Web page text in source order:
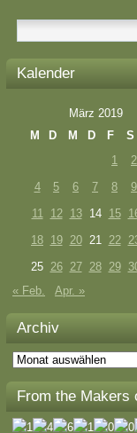
Kalender
März 2019
M
D M D F S
1
2
4
5 6 7 8 9
11
12 13 14 15
18 19 20 21 22
25 26 27 28 29
« Feb.
Apr. »
Archiv
Archiv
From the